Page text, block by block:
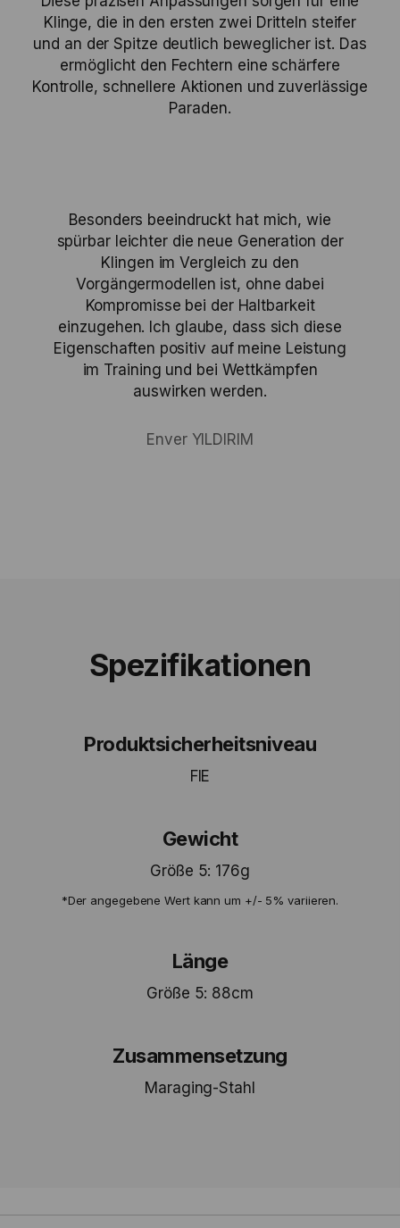
Klinge, die in den ersten zwei Dritteln steifer
und an der Spitze deutlich beweglicher ist. Das
ermöglicht den Fechtern eine schärfere
Kontrolle, schnellere Aktionen und zuverlässige
Paraden.
Besonders beeindruckt hat mich, wie
spürbar leichter die neue Generation der
Klingen im Vergleich zu den
Vorgängermodellen ist, ohne dabei
Kompromisse bei der Haltbarkeit
einzugehen. Ich glaube, dass sich diese
Eigenschaften positiv auf meine Leistung
im Training und bei Wettkämpfen
auswirken werden.
Enver YILDIRIM
Spezifikationen
Produktsicherheitsniveau
FIE
Gewicht
Größe 5: 176g
*Der angegebene Wert kann um +/- 5% variieren.
Länge
Größe 5: 88cm
Zusammensetzung
Maraging-Stahl